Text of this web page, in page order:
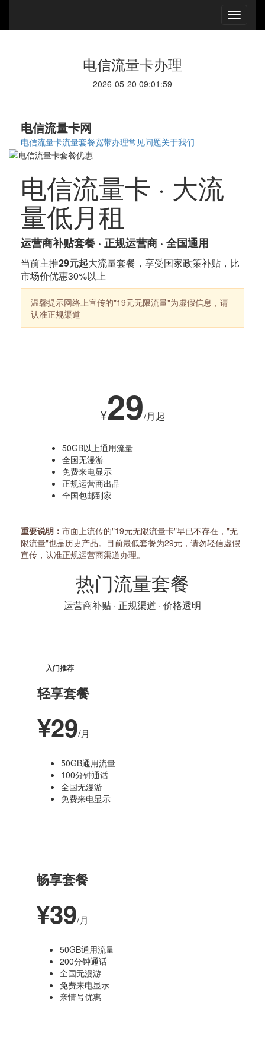
电信流量卡办理
2026-05-20 09:01:59
电信流量卡网
电信流量卡流量套餐宽带办理常见问题关于我们
电信流量卡 · 大流
量低月租
运营商补贴套餐 · 正规运营商 · 全国通用
当前主推29元起大流量套餐，享受国家政策补贴，比
市场价优惠30%以上
温馨提示网络上宣传的"19元无限流量"为虚假信息，请
认准正规渠道
¥29/月起
50GB以上通用流量
全国无漫游
免费来电显示
正规运营商出品
全国包邮到家
重要说明： 市面上流传的"19元无限流量卡"早已不存在，"无
限流量"也是历史产品。目前最低套餐为29元，请勿轻信虚假
宣传，认准正规运营商渠道办理。
热门流量套餐
运营商补贴 · 正规渠道 · 价格透明
入门推荐
轻享套餐
¥29/月
50GB通用流量
100分钟通话
全国无漫游
免费来电显示
畅享套餐
¥39/月
50GB通用流量
200分钟通话
全国无漫游
免费来电显示
亲情号优惠